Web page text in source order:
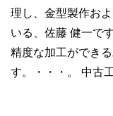
理し、金型製作お
いる、佐藤 健一で
精度な加工ができ
す。・・・。 中古